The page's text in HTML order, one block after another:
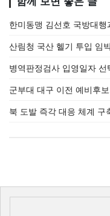
한미동맹 김선호 국방대
산림청 국산 헬기 투입 임
병역판정검사 입영일자
군부대 대구 이전 예비후
북 도발 즉각 대응 체계 구